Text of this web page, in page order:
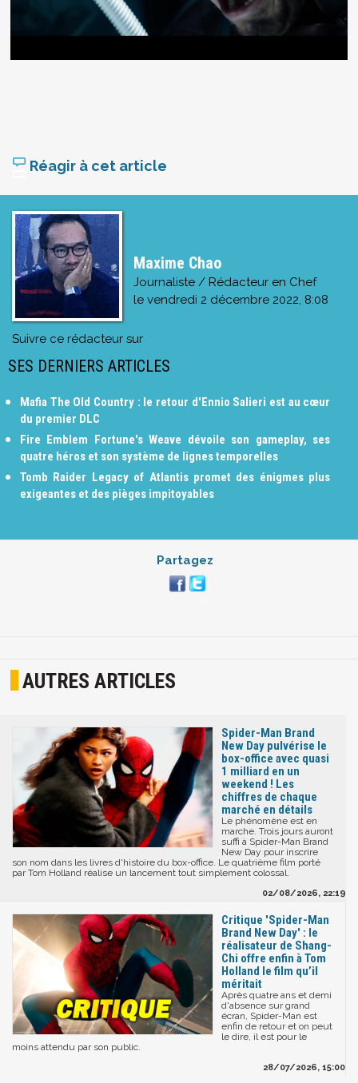
Réagir à cet article
Maxime Chao
Journaliste / Rédacteur en Chef
le vendredi 2 décembre 2022, 8:08
Suivre ce rédacteur sur
SES DERNIERS ARTICLES
Mafia The Old Country : le retour d'Ennio Salieri est au cœur
du premier DLC
Fire Emblem Fortune's Weave dévoile son gameplay, ses
quatre héros et son système de lignes temporelles
Tomb Raider Legacy of Atlantis promet des énigmes plus
exigeantes et des pièges impitoyables
Partagez
AUTRES ARTICLES
Spider-Man Brand
New Day pulvérise le
box-office avec quasi
1 milliard en un
weekend ! Les
chiffres de chaque
marché en détails
Le phénomène est en
marche. Trois jours auront
suffi à Spider-Man Brand
New Day pour inscrire
son nom dans les livres d'histoire du box-office. Le quatrième film porté
par Tom Holland réalise un lancement tout simplement colossal.
02/08/2026, 22:19
Critique 'Spider-Man
Brand New Day' : le
réalisateur de Shang-
Chi offre enfin à Tom
Holland le film qu’il
méritait
Après quatre ans et demi
d'absence sur grand
écran, Spider-Man est
enfin de retour et on peut
le dire, il est pour le
moins attendu par son public.
28/07/2026, 15:00